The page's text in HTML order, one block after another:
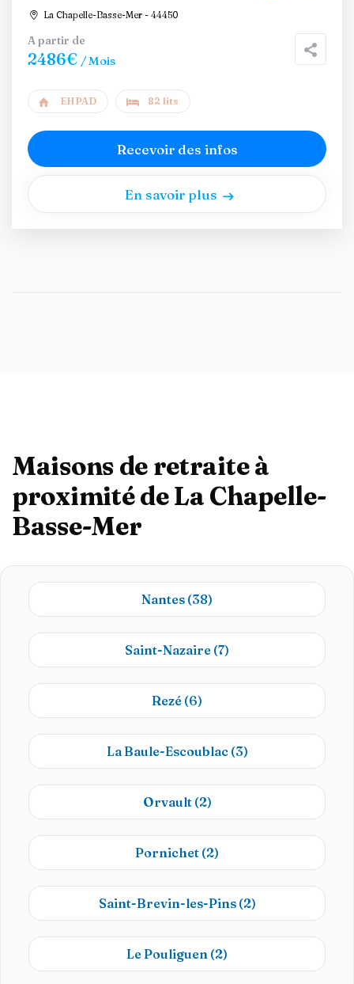
La Chapelle-Basse-Mer - 44450
A partir de
2486€ / Mois
EHPAD 82 lits
Recevoir des infos
En savoir plus
Maisons de retraite à
proximité de La Chapelle-
Basse-Mer
Nantes (38)
Saint-Nazaire (7)
Rezé (6)
La Baule-Escoublac (3)
Orvault (2)
Pornichet (2)
Saint-Brevin-les-Pins (2)
Le Pouliguen (2)